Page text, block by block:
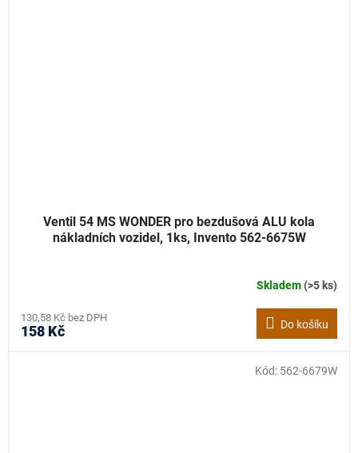
Ventil 54 MS WONDER pro bezdušová ALU kola
nákladních vozidel, 1ks, Invento 562-6675W
Skladem(>5 ks)
130,58 Kč bez DPH
158 Kč Do košíku
Kód: 562-6679W